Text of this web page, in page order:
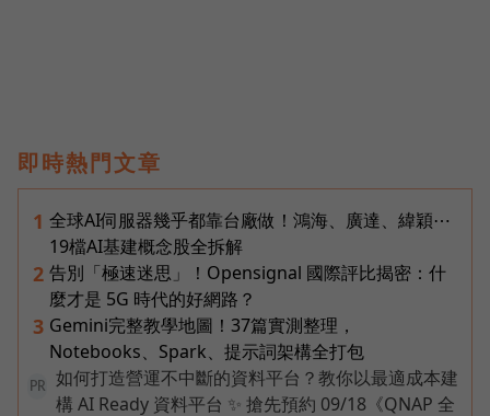
即時熱門文章
1 全球AI伺服器幾乎都靠台廠做！鴻海、廣達、緯穎⋯
19檔AI基建概念股全拆解
2 告別「極速迷思」！Opensignal 國際評比揭密：什
麼才是 5G 時代的好網路？
3 Gemini完整教學地圖！37篇實測整理，
Notebooks、Spark、提示詞架構全打包
PR
如何打造營運不中斷的資料平台？教你以最適成本建
構 AI Ready 資料平台 ✨ 搶先預約 09/18《QNAP 全